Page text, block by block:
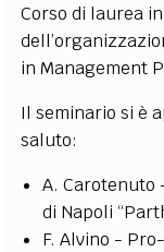
Corso di laurea
in Management
Il seminario si è
saluto:
A. Carotenuto
di Napoli
F. Alvino -